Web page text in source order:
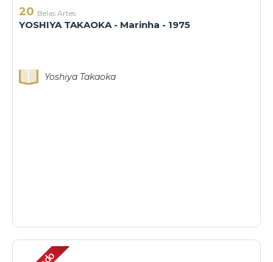
20 Belas Artes
YOSHIYA TAKAOKA - Marinha - 1975
Yoshiya Takaoka